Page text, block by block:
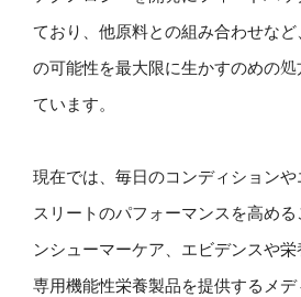
ており、他原料との組み合わせな
の可能性を最大限に生かすのめの
ています。
現在では、毎日のコンディション
スリートのパフォーマンスを高め
ンシューマーケア、エビデンスや
専用機能性栄養製品を提供するメデ